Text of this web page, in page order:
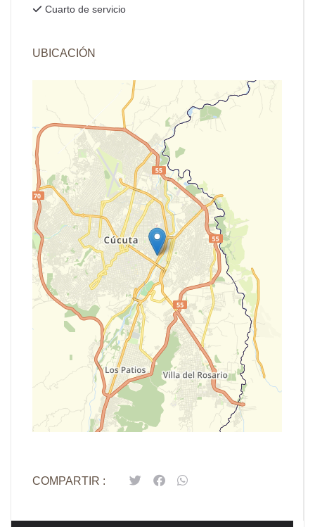
Cuarto de servicio
UBICACIÓN
−
Leaflet| Map data © OpenStreetMap contributors,
COMPARTIR :